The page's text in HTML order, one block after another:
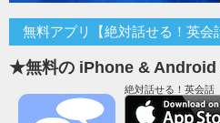
無料アプリ【絶対話せる！英会
★無料の iPhone & Android
絶対話せる！英会話